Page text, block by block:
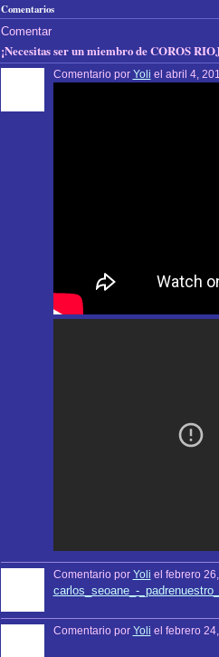
Comentarios
Comentar
¡Necesitas ser un miembro de COROS
Comentario por Yoli el abril 4,
Comentario por Yoli el febrero
carlos_seoane_-
Comentario por Yoli el febrero